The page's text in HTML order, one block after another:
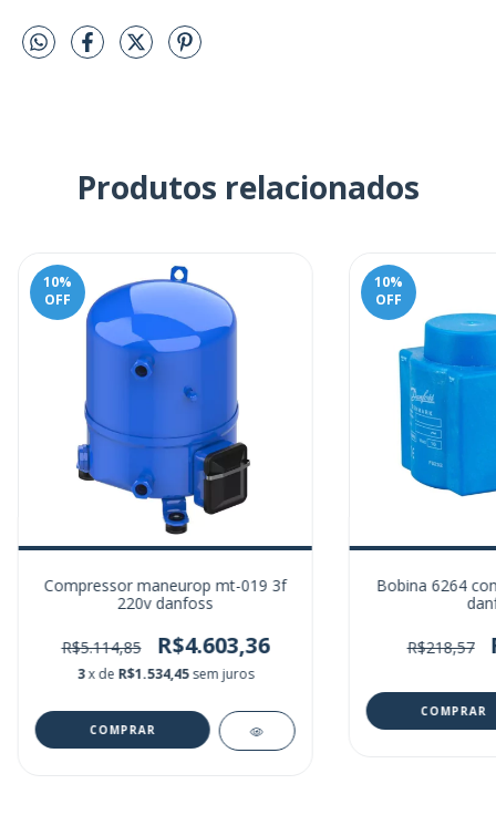
Produtos relacionados
10%
OFF
Compressor maneurop mt-019 3f
220v danfoss
R$5.114,85 R$4.603,36
3x de R$1.534,45 sem juros
10%
OFF
Bobina 6264
R$218,57